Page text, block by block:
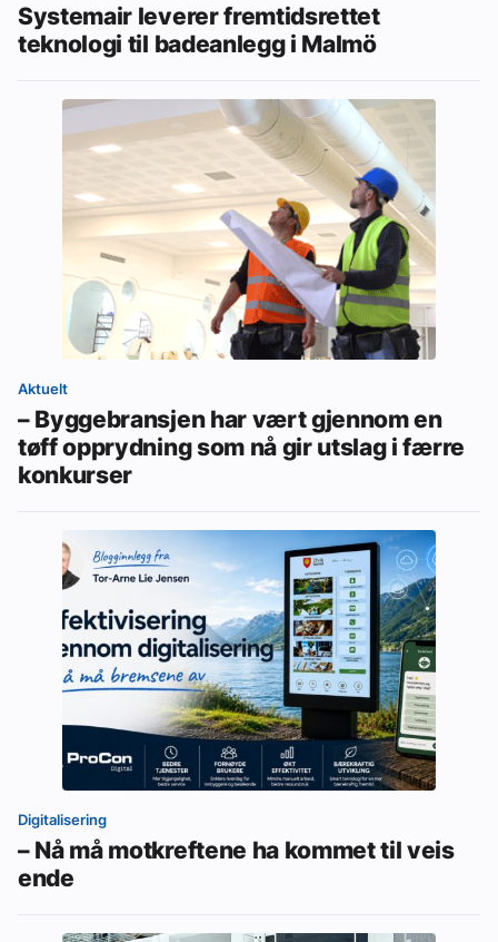
Systemair leverer fremtidsrettet
teknologi til badeanlegg i Malmö
Aktuelt
– Byggebransjen har vært gjennom en
tøff opprydning som nå gir utslag i færre
konkurser
Digitalisering
– Nå må motkreftene ha kommet til veis
ende